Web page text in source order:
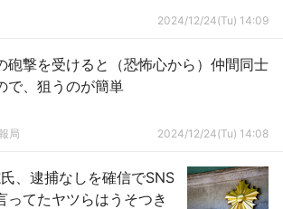
2024/12/24(Tu) 14:09
砲撃を受けると（恐怖心から）仲間同士
で、狙うのが簡単
局 2024/12/24(Tu) 14:08
氏、逮捕なしを確信でSNS
ってたヤツらはうそつき